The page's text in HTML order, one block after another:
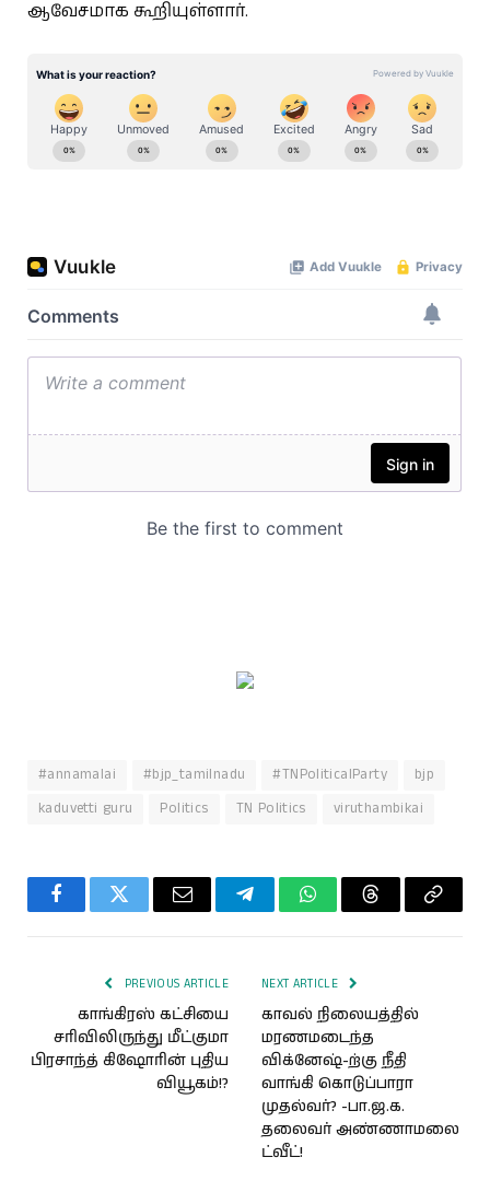
ஆவேசமாக கூறியுள்ளார்.
#annamalai #bjp_tamilnadu #TNPoliticalParty
bjp
kaduvetti guru
Politics TN Politics viruthambikai
FacebookTwitter Email TelegramWhatsAppThreadsCopy
PREVIOUS ARTICLE
காங்கிரஸ் கட்சியை
சரிவிலிருந்து மீட்குமா
பிரசாந்த் கிஷோரின் புதிய
வியூகம்!?
NEXT ARTICLE
காவல் நிலையத்தில்
மரணமடைந்த
விக்னேஷ்-ற்கு நீதி
வாங்கி கொடுப்பாரா
முதல்வர்? -பா.ஜ.க.
தலைவர் அண்ணாமலை
ட்வீட்!